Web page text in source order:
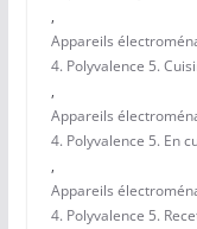
,
Appareils
4. Polyvalence 5.
,
Appareils
4. Polyvalence 5. En
,
Appareils
4. Polyvalence 5.